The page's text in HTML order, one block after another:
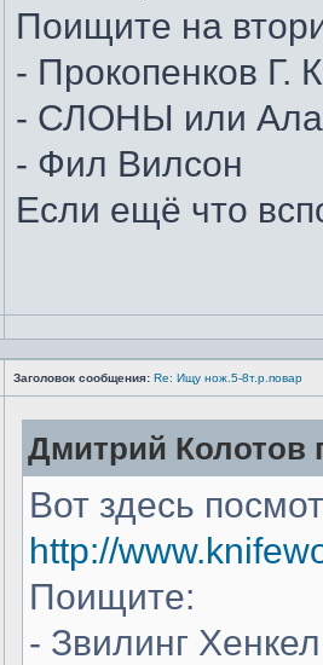
Поищите на
- Прокопенков Г.
- СЛОНЫ или
- Фил Вилсон
Если ещё что
Заголовок сообщения: Re: Ищу нож.5-8т.р.повар
Дмитрий Колотов
Вот здесь
http://
Поищите:
- Звилинг